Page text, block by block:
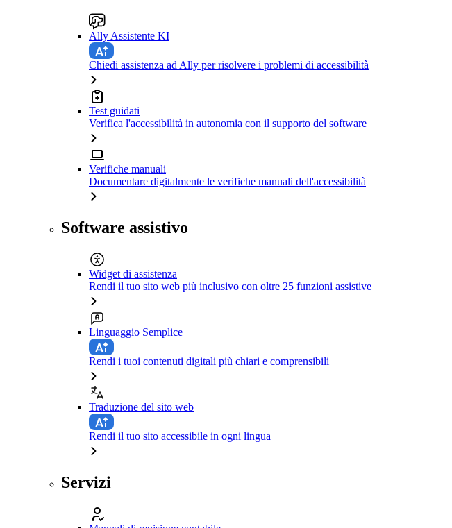
Ally Assistente KI
Chiedi assistenza ad Ally per risolvere i problemi di accessibilità
Test guidati
Verifica l'accessibilità in autonomia con il supporto del software
Verifiche manuali
Documentare digitalmente le verifiche manuali dell'accessibilità
Software assistivo
Widget di assistenza
Rendi il tuo sito web più inclusivo con oltre 25 funzioni assistive
Linguaggio Semplice
Rendi i tuoi contenuti digitali più chiari e comprensibili
Traduzione del sito web
Rendi il tuo sito accessibile in ogni lingua
Servizi